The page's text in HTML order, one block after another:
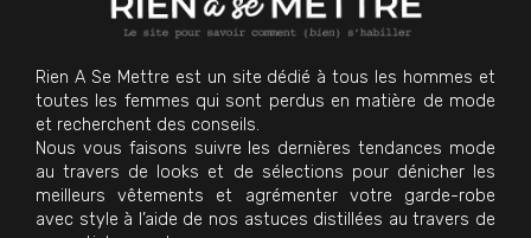
Rien A Se Mettre est un site dédié à tous les hommes et
toutes les femmes qui sont perdus en matière de mode
et recherchent des conseils.
Nous vous faisons suivre les dernières tendances mode
au travers de looks et de sélections pour dénicher les
meilleurs vêtements et agrémenter votre garde-robe
avec style à l’aide de nos astuces distillées au travers de